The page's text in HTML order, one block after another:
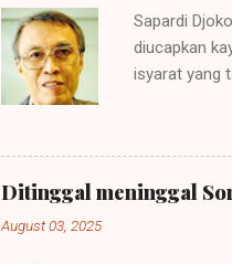
Sapardi
diucapkan
isyarat yang
numpang
kemampuan
Interpretasi
biasanya
Ditinggal meninggal
August 03, 2025